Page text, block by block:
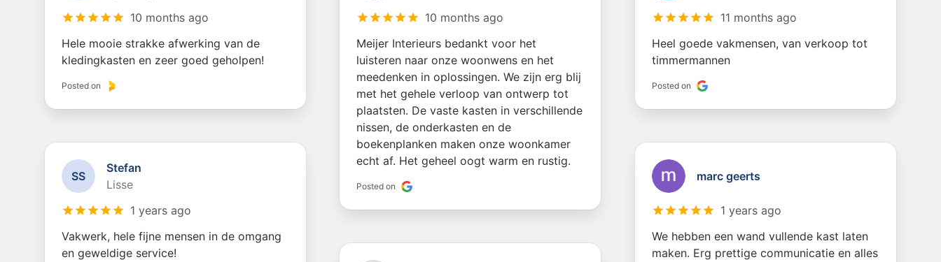
10 months ago
Hele mooie strakke afwerking van de
kledingkasten en zeer goed geholpen!
Posted on
10 months ago
Meijer Interieurs bedankt voor het
luisteren naar onze woonwens en het
meedenken in oplossingen. We zijn erg blij
met het gehele verloop van ontwerp tot
plaatsten. De vaste kasten in verschillende
nissen, de onderkasten en de
boekenplanken maken onze woonkamer
echt af. Het geheel oogt warm en rustig.
Posted on
11 months ago
Heel goede vakmensen, van verkoop tot
timmermannen
Posted on
SS
Stefan
Lisse
1 years ago
Vakwerk, hele fijne mensen in de omgang
en geweldige service!
marc geerts
1 years ago
We hebben een wand vullende kast laten
maken. Erg prettige communicatie en alles